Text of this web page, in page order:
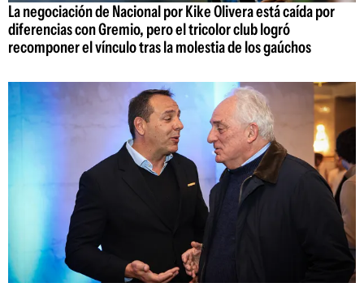
La negociación de Nacional por Kike Olivera está caída por
diferencias con Gremio, pero el tricolor club logró
recomponer el vínculo tras la molestia de los gaúchos